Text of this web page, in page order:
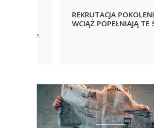
REKRUTACJA POKOLENIA Z.
WCIĄŻ POPEŁNIAJĄ TE SAME
20